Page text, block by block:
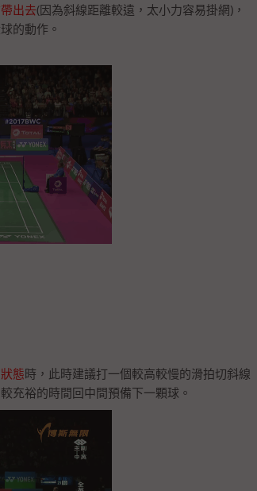
出去(因為斜線距離較遠，太小力容易掛網)，
的動作。
態時，此時建議打一個較高較慢的滑拍切斜線
充裕的時間回中間預備下一顆球。